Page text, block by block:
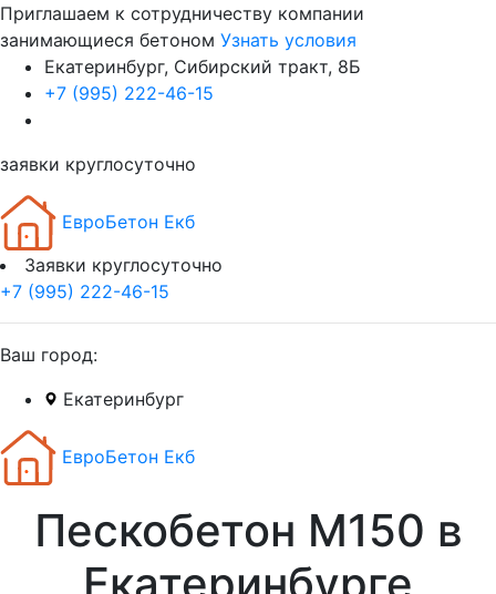
Приглашаем к сотрудничеству компании
занимающиеся бетоном Узнать условия
Екатеринбург, Сибирский тракт, 8Б
+7 (995) 222-46-15
заявки круглосуточно
ЕвроБетон Екб
Заявки круглосуточно
+7 (995) 222-46-15
Ваш город:
Екатеринбург
ЕвроБетон Екб
Пескобетон М150 в